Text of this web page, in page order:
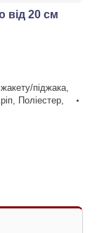
від 20 см
піджака
Поліестер